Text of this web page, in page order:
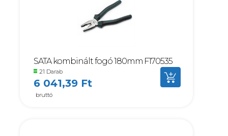
SATA kombinált fogó 180mm F170535
21 Darab
6 041,39 Ft
bruttó